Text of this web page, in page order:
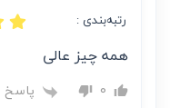
رتبه‌بندی :
همه چیز عالی
0 پاسخ